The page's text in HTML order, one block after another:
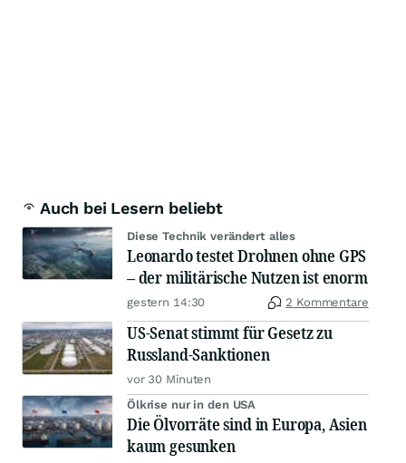
Auch bei Lesern beliebt
Diese Technik verändert alles
Leonardo testet Drohnen ohne GPS
– der militärische Nutzen ist enorm
gestern 14:30 2 Kommentare
US-Senat stimmt für Gesetz zu
Russland-Sanktionen
vor 30 Minuten
Ölkrise nur in den USA
Die Ölvorräte sind in Europa, Asien
kaum gesunken